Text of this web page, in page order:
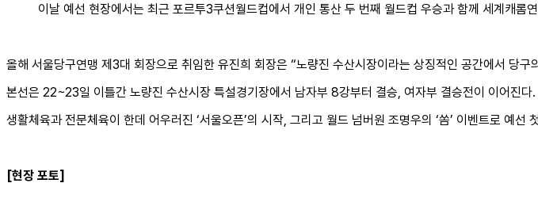
이날 예선 현장에서는 최근 포르투3쿠션월드컵에서 개인 통산 두 번째 월드컵 우승과 함께 세계캐
올해 서울당구연맹 제3대 회장으로 취임한 유진희 회장은 “노량진 수산시장이라는 상징적인 공간에서 당
본선은 22~23일 이틀간 노량진 수산시장 특설경기장에서 남자부 8강부터 결승, 여자부 결승전이 이어진다.
생활체육과 전문체육이 한데 어우러진 ‘서울오픈’의 시작, 그리고 월드 넘버원 조명우의 ‘쏨’ 이벤트로 예선
[현장 포토]